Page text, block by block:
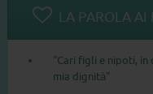
LA PAROLA AI
"Cari figli e nipoti, in
mia dignità"